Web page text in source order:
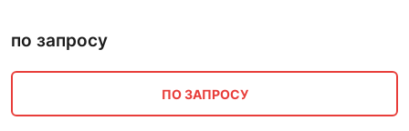
по запросу
ПО ЗАПРОСУ